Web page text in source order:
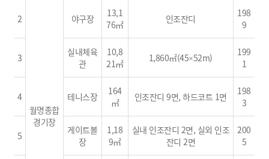
월명종합
경기장
2 야구장
13,1
76㎡
인조잔디
198
9
3
실내체육
관
10,8
21㎡
1,860㎡(45×52m)
199
1
4 테니스장
164
㎡
인조잔디 9면, 하드코트 1면
198
3
5
게이트볼
장
1,18
9㎡
실내 인조잔디 2면, 실외 인조
잔디 2면
200
5